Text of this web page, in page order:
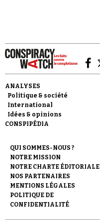
ANALYSES
Politique & société
International
Idées & opinions
CONSPIPÉDIA
QUI SOMMES-NOUS ?
NOTRE MISSION
NOTRE CHARTE ÉDITORIALE
NOS PARTENAIRES
MENTIONS LÉGALES
POLITIQUE DE
CONFIDENTIALITÉ